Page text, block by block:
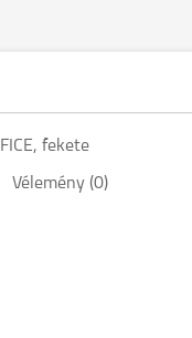
fekete
Vélemény (0)